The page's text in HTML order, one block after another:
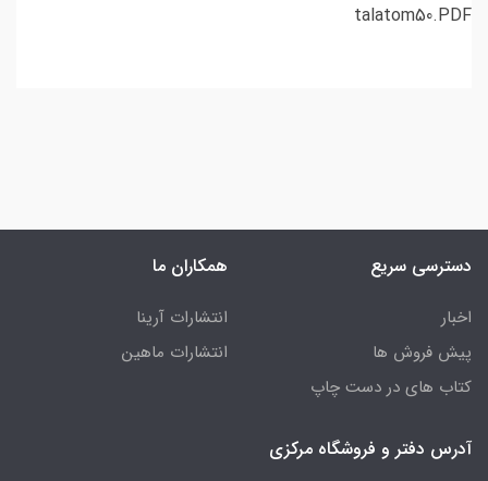
talatom50.PDF
دسترسی سریع
اخبار
پیش فروش ها
کتاب های در دست چاپ
همکاران ما
انتشارات آرینا
انتشارات ماهین
آدرس دفتر و فروشگاه مرکزی